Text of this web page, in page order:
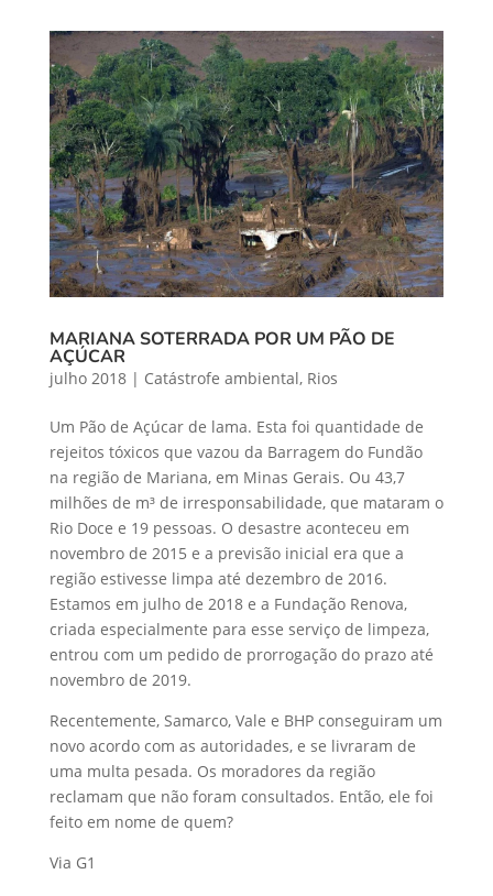
MARIANA SOTERRADA POR UM PÃO DE
AÇÚCAR
julho 2018| Catástrofe ambiental, Rios
Um Pão de Açúcar de lama. Esta foi quantidade de
rejeitos tóxicos que vazou da Barragem do Fundão
na região de Mariana, em Minas Gerais. Ou 43,7
milhões de m³ de irresponsabilidade, que mataram o
Rio Doce e 19 pessoas. O desastre aconteceu em
novembro de 2015 e a previsão inicial era que a
região estivesse limpa até dezembro de 2016.
Estamos em julho de 2018 e a Fundação Renova,
criada especialmente para esse serviço de limpeza,
entrou com um pedido de prorrogação do prazo até
novembro de 2019.
Recentemente, Samarco, Vale e BHP conseguiram um
novo acordo com as autoridades, e se livraram de
uma multa pesada. Os moradores da região
reclamam que não foram consultados. Então, ele foi
feito em nome de quem?
Via G1